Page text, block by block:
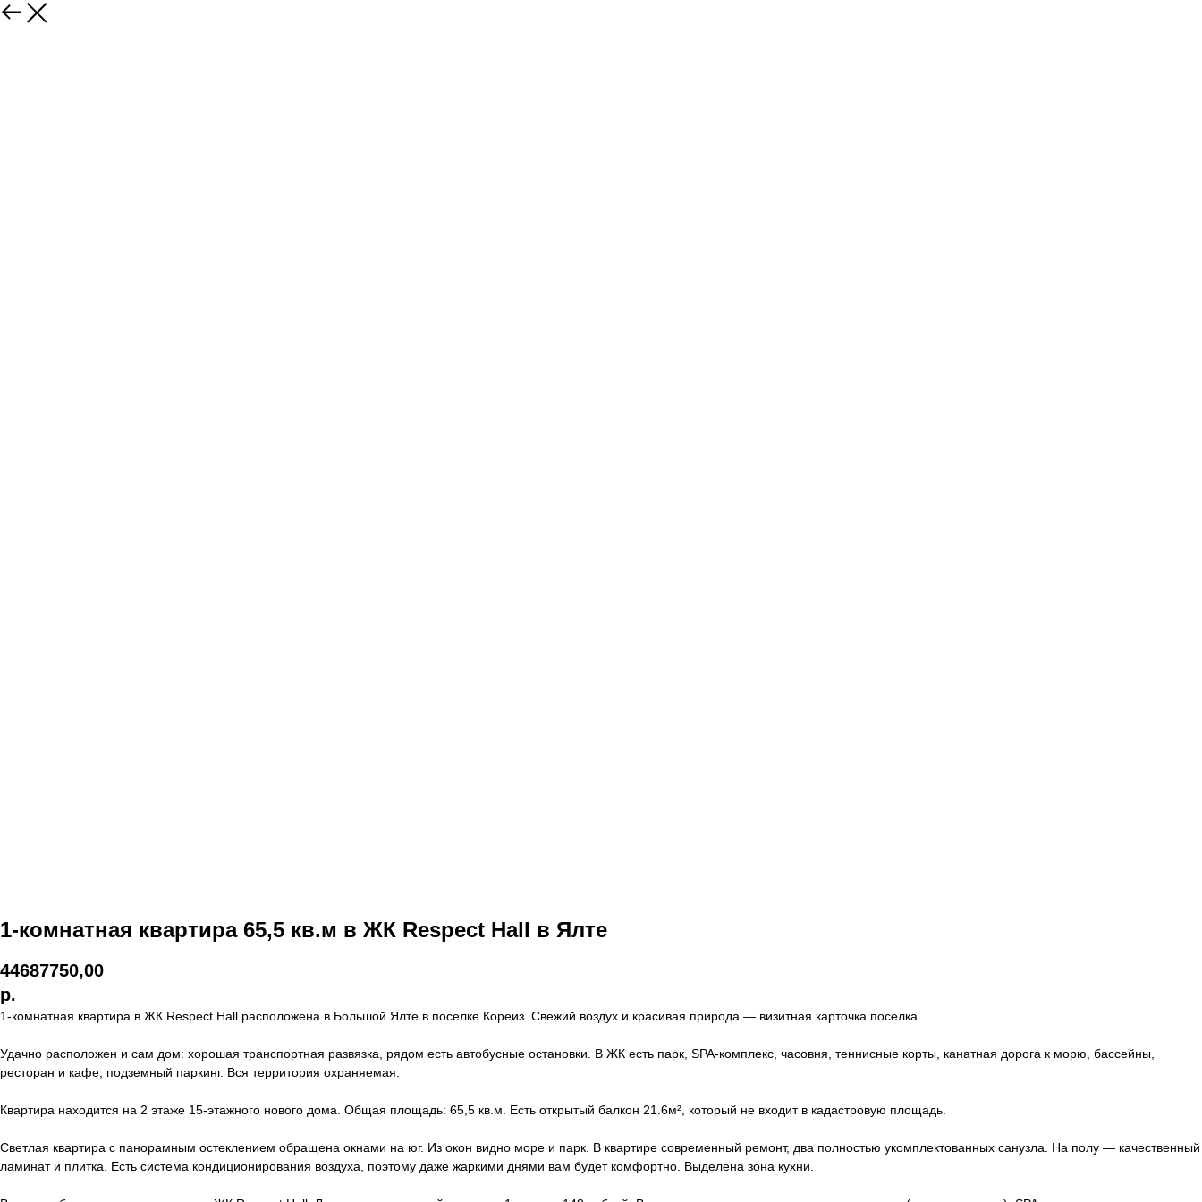
1-комнатная квартира 65,5 кв.м в ЖК Respect Hall в Ялте
44687750,00
р.
1-комнатная квартира в ЖК Respect Hall расположена в Большой Ялте в поселке Кореиз. Свежий воздух и красивая природа — визитная карточка поселка.
Удачно расположен и сам дом: хорошая транспортная развязка, рядом есть автобусные остановки. В ЖК есть парк, SPA-комплекс, часовня, теннисные корты, канатная дорога к морю, бассейны,
ресторан и кафе, подземный паркинг. Вся территория охраняемая.
Квартира находится на 2 этаже 15-этажного нового дома. Общая площадь: 65,5 кв.м. Есть открытый балкон 21.6м², который не входит в кадастровую площадь.
Светлая квартира с панорамным остеклением обращена окнами на юг. Из окон видно море и парк. В квартире современный ремонт, два полностью укомплектованных санузла. На полу — качественный
ламинат и плитка. Есть система кондиционирования воздуха, поэтому даже жаркими днями вам будет комфортно. Выделена зона кухни.